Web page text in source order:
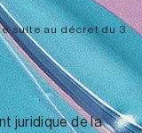
suite au décret du 3
juridique de la